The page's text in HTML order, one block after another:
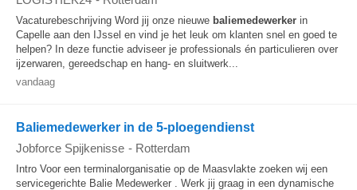
Vacaturebeschrijving Word jij onze nieuwe baliemedewerker in
Capelle aan den IJssel en vind je het leuk om klanten snel en goed te
helpen? In deze functie adviseer je professionals én particulieren over
ijzerwaren, gereedschap en hang- en sluitwerk...
vandaag
Baliemedewerker in de 5-ploegendienst
Jobforce Spijkenisse - Rotterdam
Intro Voor een terminalorganisatie op de Maasvlakte zoeken wij een
servicegerichte Balie Medewerker . Werk jij graag in een dynamische